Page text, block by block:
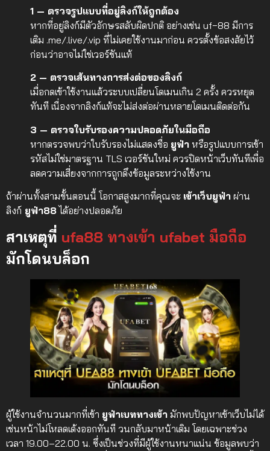
1 — ตรวจรูปแบบที่อยู่ลิงก์ให้ถูกต้อง
หากที่อยู่ลิงก์มีตัวอักษรสลับผิดปกติ อย่างเช่น uf−88 มีการ
เติม .me/.live/.vip ที่ไม่เคยใช้งานมาก่อน ควรตั้งข้อสงสัยไว้
ก่อนว่าอาจไม่ใช่เวอร์ชันแท้
2 — ตรวจเส้นทางการส่งต่อของลิงก์
เมื่อกดเข้าใช้งานแล้วระบบเปลี่ยนโดเมนเกิน 2 ครั้ง ควรหยุด
ทันที เนื่องจากลิงก์แท้จะไม่ส่งต่อผ่านหลายโดเมนติดต่อกัน
3 — ตรวจใบรับรองความปลอดภัยในมือถือ
หากตรวจพบว่าใบรับรองไม่แสดงชื่อ ยูฟ่า หรือรูปแบบการเข้า
รหัสไม่ใช่มาตรฐาน TLS เวอร์ชันใหม่ ควรปิดหน้าเว็บทันทีเพื่อ
ลดความเสี่ยงจากการถูกดึงข้อมูลระหว่างใช้งาน
ถ้าผ่านทั้งสามขั้นตอนนี้ โอกาสสูงมากที่คุณจะ เข้าเว็บยูฟ่า ผ่าน
ลิงก์ ยูฟ่า88ได้อย่างปลอดภัย
สาเหตุที่ ufa88 ทางเข้า ufabet มือถือ
มักโดนบล็อก
ผู้ใช้งานจำนวนมากที่เข้า ยูฟ่าเบททางเข้า มักพบปัญหาเข้าเว็บไม่ได้
เช่นหน้าไม่โหลดเด้งออกทันที วนกลับมาหน้าเดิม โดยเฉพาะช่วง
เวลา 19.00–22.00 น. ซึ่งเป็นช่วงที่มีผู้ใช้งานหนาแน่น ข้อมูลพบว่า